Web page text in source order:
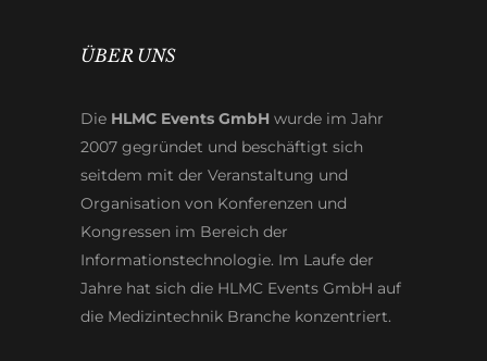
ÜBER UNS
Die HLMC Events GmbH wurde im Jahr
2007 gegründet und beschäftigt sich
seitdem mit der Veranstaltung und
Organisation von Konferenzen und
Kongressen im Bereich der
Informationstechnologie. Im Laufe der
Jahre hat sich die HLMC Events GmbH auf
die Medizintechnik Branche konzentriert.